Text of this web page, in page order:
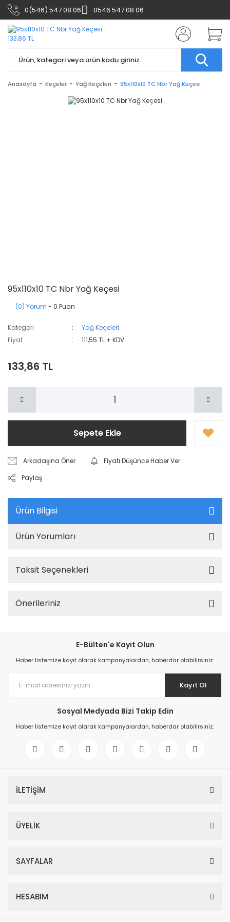
0(546) 547 08 06 0546 547 08 06
Anasayfa Keçeler Yağ Keçeleri 95x110x10 TC Nbr Yağ Keçesi
95x110x10 TC Nbr Yağ Keçesi
(0) Yorum - 0 Puan
Kategori
Yağ Keçeleri
Fiyat
111,55 TL + KDV
133,86 TL
Sepete Ekle
Arkadaşına Öner
Fiyatı Düşünce Haber Ver
Paylaş
Ürün Bilgisi
Ürün Yorumları
Taksit Seçenekleri
Önerileriniz
E-Bülten'e Kayıt Olun
Haber listemize kayıt olarak kampanyalardan, haberdar olabilirsiniz.
Kayıt Ol
Sosyal Medyada Bizi Takip Edin
Haber listemize kayıt olarak kampanyalardan, haberdar olabilirsiniz.
İLETİŞİM
ÜYELİK
SAYFALAR
HESABIM